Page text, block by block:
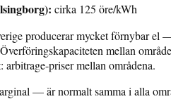
cirka 125 öre/kWh
producerar mycket förnybar
mellan
arbitrage-priser mellan områdena.
— är normalt samma i alla